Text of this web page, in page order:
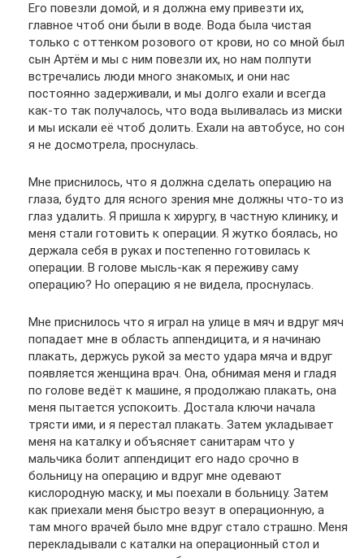
Его повезли домой, и я должна ему привезти их,
главное чтоб они были в воде. Вода была чистая
только с оттенком розового от крови, но со мной был
сын Артём и мы с ним повезли их, но нам полпути
встречались люди много знакомых, и они нас
постоянно задерживали, и мы долго ехали и всегда
как-то так получалось, что вода выливалась из миски
и мы искали её чтоб долить. Ехали на автобусе, но сон
я не досмотрела, проснулась.
Мне приснилось, что я должна сделать операцию на
глаза, будто для ясного зрения мне должны что-то из
глаз удалить. Я пришла к хирургу, в частную клинику, и
меня стали готовить к операции. Я жутко боялась, но
держала себя в руках и постепенно готовилась к
операции. В голове мысль-как я переживу саму
операцию? Но операцию я не видела, проснулась.
Мне приснилось что я играл на улице в мяч и вдруг мяч
попадает мне в область аппендицита, и я начинаю
плакать, держусь рукой за место удара мяча и вдруг
появляется женщина врач. Она, обнимая меня и гладя
по голове ведёт к машине, я продолжаю плакать, она
меня пытается успокоить. Достала ключи начала
трясти ими, и я перестал плакать. Затем укладывает
меня на каталку и объясняет санитарам что у
мальчика болит аппендицит его надо срочно в
больницу на операцию и вдруг мне одевают
кислородную маску, и мы поехали в больницу. Затем
как приехали меня быстро везут в операционную, а
там много врачей было мне вдруг стало страшно. Меня
перекладывали с каталки на операционный стол и